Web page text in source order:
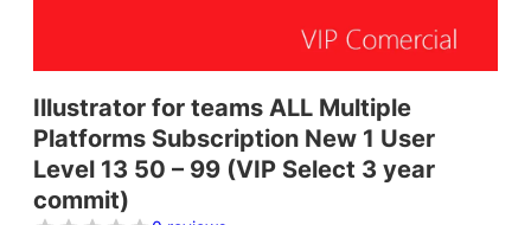
Illustrator for teams ALL Multiple
Platforms Subscription New 1 User
Level 13 50 – 99 (VIP Select 3 year
commit)